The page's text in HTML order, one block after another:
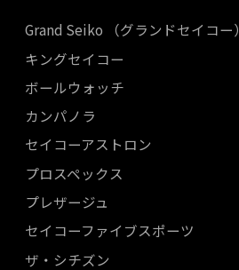
Grand Seiko （グランドセイコー）
キングセイコー
ボールウォッチ
カンパノラ
セイコーアストロン
プロスペックス
プレザージュ
セイコーファイブスポーツ
ザ・シチズン